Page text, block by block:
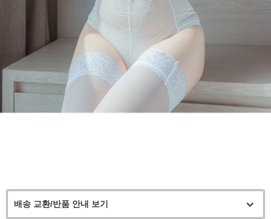
배송 교환/반품 안내 보기